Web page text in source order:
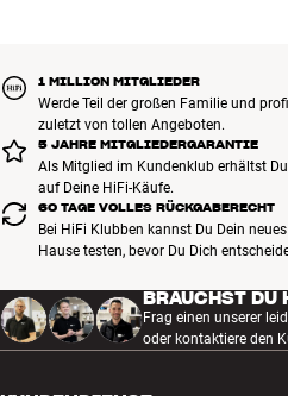
1 MILLION MITGLIEDER
Werde Teil der großen Familie und
zuletzt von tollen Angeboten.
5 JAHRE MITGLIEDERGARANTIE
Als Mitglied im Kundenklub erhältst
auf Deine HiFi-Käufe.
60 TAGE VOLLES RÜCKGABERECHT
Bei HiFi Klubben kannst Du Dein
Hause testen, bevor Du Dich
BRAUCHST DU
Frag einen unserer
oder kontaktiere den